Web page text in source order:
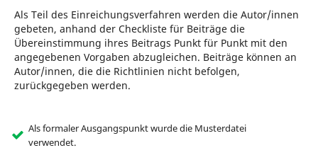
Als Teil des Einreichungsverfahren werden die Autor/innen
gebeten, anhand der Checkliste für Beiträge die
Übereinstimmung ihres Beitrags Punkt für Punkt mit den
angegebenen Vorgaben abzugleichen. Beiträge können an
Autor/innen, die die Richtlinien nicht befolgen,
zurückgegeben werden.
Als formaler Ausgangspunkt wurde die Musterdatei
verwendet.